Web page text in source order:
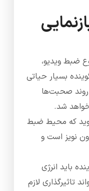
ضبط ویدیو،
بسیار حیاتی
صحبت‌ها
خواهد شد.
که محیط ضبط
نویز است و
باید انرژی
تاثیرگذاری لازم